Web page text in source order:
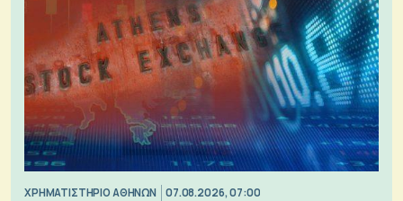
XΡΗΜΑΤΙΣΤΗΡΙΟ ΑΘΗΝΩΝ 07.08.2026, 07:00